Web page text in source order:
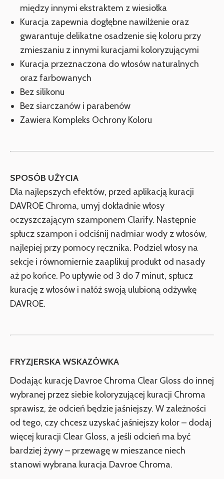
między innymi ekstraktem z wiesiołka
Kuracja zapewnia dogłębne nawilżenie oraz
gwarantuje delikatne osadzenie się koloru przy
zmieszaniu z innymi kuracjami koloryzującymi
Kuracja przeznaczona do włosów naturalnych
oraz farbowanych
Bez silikonu
Bez siarczanów i parabenów
Zawiera Kompleks Ochrony Koloru
SPOSÓB UŻYCIA
Dla najlepszych efektów, przed aplikacją kuracji
DAVROE Chroma, umyj dokładnie włosy
oczyszczającym szamponem Clarify. Następnie
spłucz szampon i odciśnij nadmiar wody z włosów,
najlepiej przy pomocy ręcznika. Podziel włosy na
sekcje i równomiernie zaaplikuj produkt od nasady
aż po końce. Po upływie od 3 do 7 minut, spłucz
kurację z włosów i nałóż swoją ulubioną odżywkę
DAVROE.
FRYZJERSKA WSKAZÓWKA
Dodając kurację Davroe Chroma Clear Gloss do innej
wybranej przez siebie koloryzującej kuracji Chroma
sprawisz, że odcień będzie jaśniejszy. W zależności
od tego, czy chcesz uzyskać jaśniejszy kolor – dodaj
więcej kuracji Clear Gloss, a jeśli odcień ma być
bardziej żywy – przewagę w mieszance niech
stanowi wybrana kuracja Davroe Chroma.